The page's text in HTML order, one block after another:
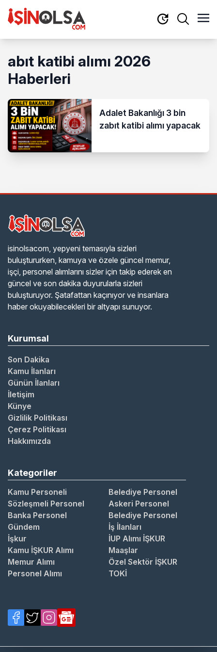
abıt katibi alımı 2026
Haberleri
Adalet Bakanlığı 3 bin
zabıt katibi alımı yapacak
isinolsacom, yepyeni temasıyla sizleri
buluştururken, kamuya ve özele güncel memur,
işçi, personel alımlarını sizler için takip ederek en
güncel ve son dakika duyurularla sizleri
buluşturuyor. Şatafattan kaçınıyor ve insanlara
haber okuyabilecekleri bir altyapı sunuyor.
Kurumsal
Son Dakika
Kamu İlanları
Günün İlanları
İletişim
Künye
Gizlilik Politikası
Çerez Politikası
Hakkımızda
Kategoriler
Kamu Personeli
Belediye Personel
Sözleşmeli Personel
Askeri Personel
Banka Personel
Belediye Personel
Gündem
İş İlanları
İşkur
İUP Alımı İŞKUR
Kamu İŞKUR Alımı
Maaşlar
Memur Alımı
Özel Sektör İŞKUR
Personel Alımı
TOKİ